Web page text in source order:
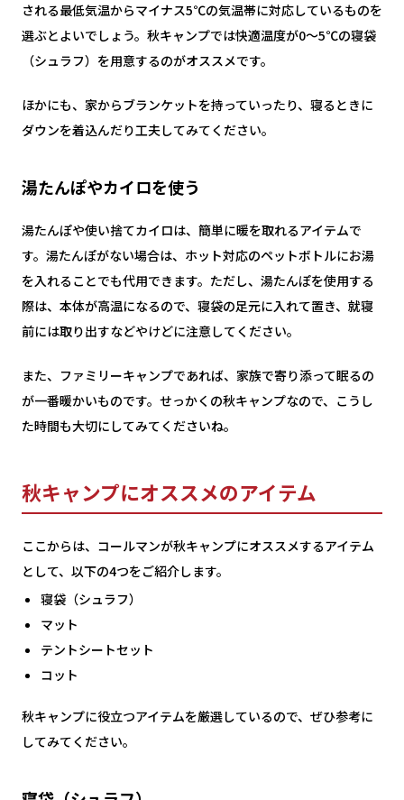
される最低気温からマイナス5℃の気温帯に対応しているものを
選ぶとよいでしょう。秋キャンプでは快適温度が0～5℃の寝袋
（シュラフ）を用意するのがオススメです。
ほかにも、家からブランケットを持っていったり、寝るときに
ダウンを着込んだり工夫してみてください。
湯たんぽやカイロを使う
湯たんぽや使い捨てカイロは、簡単に暖を取れるアイテムで
す。湯たんぽがない場合は、ホット対応のペットボトルにお湯
を入れることでも代用できます。ただし、湯たんぽを使用する
際は、本体が高温になるので、寝袋の足元に入れて置き、就寝
前には取り出すなどやけどに注意してください。
また、ファミリーキャンプであれば、家族で寄り添って眠るの
が一番暖かいものです。せっかくの秋キャンプなので、こうし
た時間も大切にしてみてくださいね。
秋キャンプにオススメのアイテム
ここからは、コールマンが秋キャンプにオススメするアイテム
として、以下の4つをご紹介します。
寝袋（シュラフ）
マット
テントシートセット
コット
秋キャンプに役立つアイテムを厳選しているので、ぜひ参考に
してみてください。